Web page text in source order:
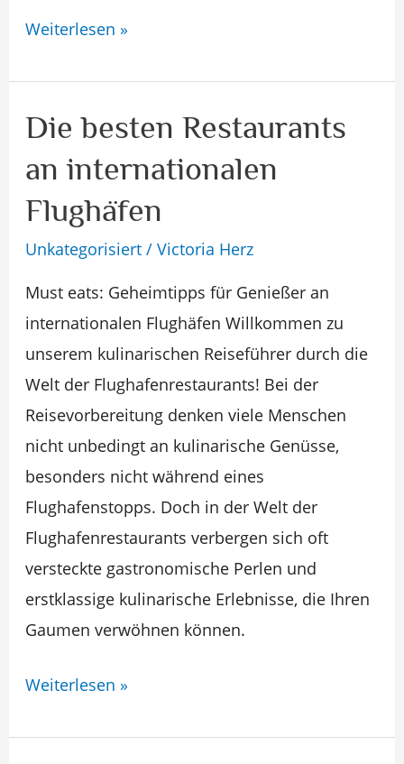
Weiterlesen »
Die besten Restaurants
an internationalen
Flughäfen
Unkategorisiert/ Victoria Herz
Must eats: Geheimtipps für Genießer an
internationalen Flughäfen Willkommen zu
unserem kulinarischen Reiseführer durch die
Welt der Flughafenrestaurants! Bei der
Reisevorbereitung denken viele Menschen
nicht unbedingt an kulinarische Genüsse,
besonders nicht während eines
Flughafenstopps. Doch in der Welt der
Flughafenrestaurants verbergen sich oft
versteckte gastronomische Perlen und
erstklassige kulinarische Erlebnisse, die Ihren
Gaumen verwöhnen können.
Die
Restaurants
an
internationalen
Weiterlesen »